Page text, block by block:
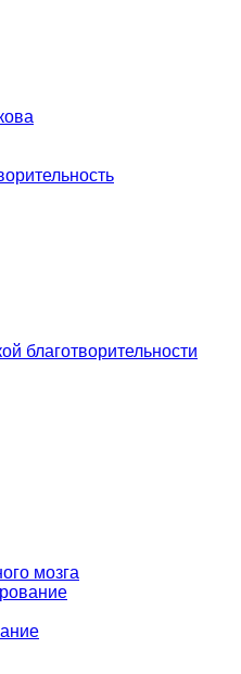
благотворительности
мозга